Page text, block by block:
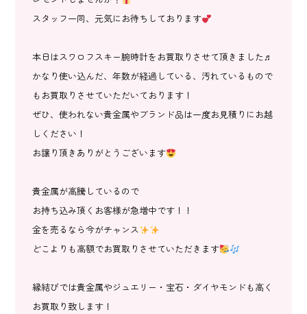
スタッフ一同、元気にお待ちしております
本日はスワロフスキー腕時計をお買取りさせて頂きました♬
かなり使い込んだ、年数が経過している、汚れているもので
もお買取りさせていただいております！
ぜひ、使われない貴金属やブランド品は一度お見積りにお越
しください！
お譲り頂きありがとうございます
貴金属が高騰しているので
お持ち込み頂くお客様が急増中です！！
金を売るなら今がチャンス
どこよりも高額でお買取りさせていただきます
縁結びでは貴金属やジュエリー・宝石・ダイヤモンドも高く
お買取り致します！